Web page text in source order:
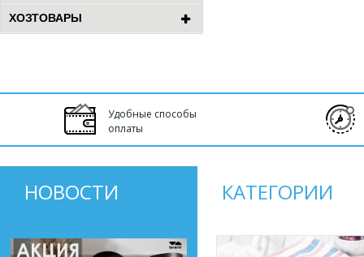
ХОЗТОВАРЫ
Удобные способы
оплаты
НОВОСТИ КАТЕГОРИИ